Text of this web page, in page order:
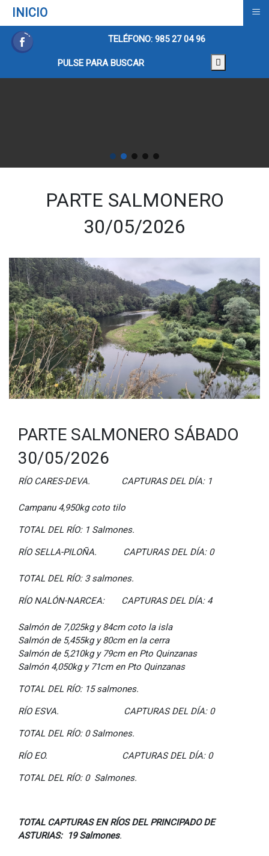
TELÉFONO: 985 27 04 96
PULSE PARA BUSCAR
PARTE SALMONERO
30/05/2026
PARTE SALMONERO SÁBADO
30/05/2026
RÍO CARES-DEVA. CAPTURAS DEL DÍA: 1
Campanu 4,950kg coto tilo
TOTAL DEL RÍO: 1 Salmones.
RÍO SELLA-PILOÑA. CAPTURAS DEL DÍA: 0
TOTAL DEL RÍO: 3 salmones.
RÍO NALÓN-NARCEA: CAPTURAS DEL DÍA: 4
Salmón de 7,025kg y 84cm coto la isla
Salmón de 5,455kg y 80cm en la cerra
Salmón de 5,210kg y 79cm en Pto Quinzanas
Salmón 4,050kg y 71cm en Pto Quinzanas
TOTAL DEL RÍO: 15 salmones.
RÍO ESVA. CAPTURAS DEL DÍA: 0
TOTAL DEL RÍO: 0 Salmones.
RÍO EO. CAPTURAS DEL DÍA: 0
TOTAL DEL RÍO: 0 Salmones.
TOTAL CAPTURAS EN RÍOS DEL PRINCIPADO DE
ASTURIAS: 19 Salmones.
INICIO ≡